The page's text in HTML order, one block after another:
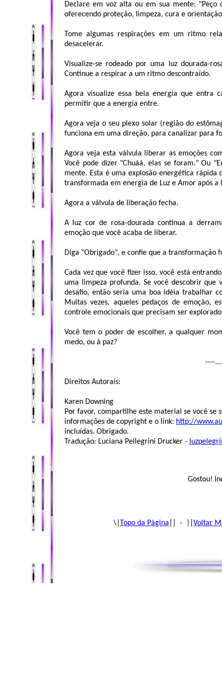
Declare em voz alta ou em sua mente: "Peço
oferecendo proteção, limpeza, cura e
Tome algumas respirações em um ritmo
desacelerar.
Visualize-se rodeado por uma luz dourada-
Continue a respirar a um ritmo descontraído.
Agora visualize essa bela energia que entra
permitir que a energia entre.
Agora veja o seu plexo solar (região do
funciona em uma direção, para canalizar para
Agora veja esta válvula liberar as emoções
Você pode dizer "Chuáá, elas se foram." Ou
mente. Esta é uma explosão energética
transformada em energia de Luz e Amor após a
Agora a válvula de liberação fecha.
A luz cor de rosa-dourada continua a
emoção que você acaba de liberar.
Diga "Obrigado", e confie que a transformação
Cada vez que você fizer isso, você está
uma limpeza profunda. Se você descobrir
desafio, então seria uma boa idéia trabalhar
Muitas vezes, aqueles pedaços de emoção,
controle emocionais que precisam ser
Você tem o poder de escolher, a qualquer
medo, ou à paz?
----
Direitos Autorais:
Karen Downing
Por favor, compartilhe este material se você se
informações de copyright e o link: http://
incluídas. Obrigado.
Tradução: Luciana Pellegrini Drucker -
Gostou!
\| Topo da Página || - || Voltar